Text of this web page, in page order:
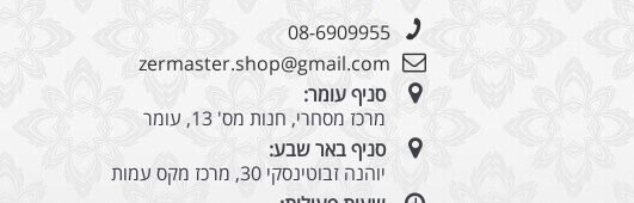
08-6909955
zermaster.shop@gmail.com
סניף עומר:
מרכז מסחרי, חנות מס' 13, עומר
סניף באר שבע:
יוהנה זבוטינסקי 30, מרכז מקס עמות